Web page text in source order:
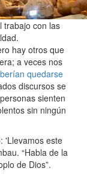
trabajo con las
hay otros que
a veces nos
quedarse
discursos se
sienten
sin ningún
'Llevamos este
“Habla de la
de Dios”.